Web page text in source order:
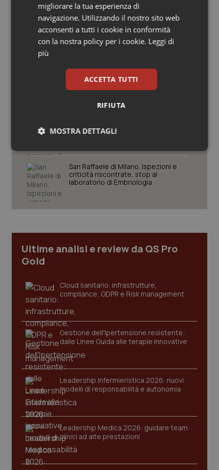
Salute orale & impianti
Sangue & coagulazione
Tumore al seno
Tumori del Polmone & Testa Collo
Tumori gastrointestinali
Ulcera & Reflusso
Settimana della Scienza dello
Spallanzani: capire la ricerca per
comprendere il presente
Regione Lombardia scrive al ministro
Schillaci: “Gli attuali indicatori non
fotografano la qualità reale del Ssn”
riempirle di professionisti e servizi. Il
punto della Conferenza delle Regioni
San Raffaele di Milano. Ispezioni e
criticità riscontrate, stop al
laboratorio di Embriologia
Ultime analisi e review da QS Pro
Gold
Cloud sanitario: infrastrutture,
compliance, GDPR e Risk management
Gestione dell'Ipertensione resistente:
dalle Linee Guida alle terapie innovative
Leadership Infermieristica 2026: nuovi
modelli di responsabilità e autonomia
Leadership Medica 2026: guidare team
clinici ad alte prestazioni
migliorare la tua esperienza di
navigazione. Utilizzando il nostro sito web
acconsenti a tutti i cookie in conformità
con la nostra policy per i cookie. Leggi di
più
ACCETTA TUTTI
RIFIUTA
MOSTRA DETTAGLI
Necessari Statistici Marketing
sito web abilitandone funzionalità di base quali la
navigazione sulle pagine e l'accesso alle aree
protette del sito. Il sito web non è in grado di
Nome
Fornitore/
VISITOR_PRIVACY_METADATA
www.quotidianosanita.it